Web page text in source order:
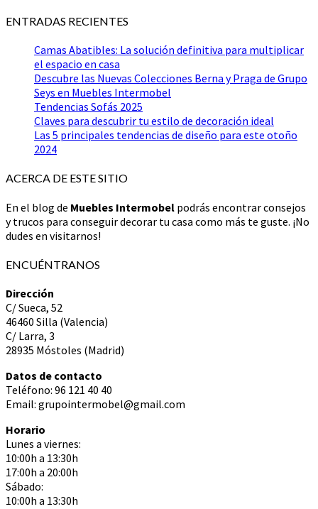
ENTRADAS RECIENTES
Camas Abatibles: La solución definitiva para multiplicar
el espacio en casa
Descubre las Nuevas Colecciones Berna y Praga de Grupo
Seys en Muebles Intermobel
Tendencias Sofás 2025
Claves para descubrir tu estilo de decoración ideal
Las 5 principales tendencias de diseño para este otoño
2024
ACERCA DE ESTE SITIO
En el blog de Muebles Intermobel podrás encontrar consejos
y trucos para conseguir decorar tu casa como más te guste. ¡No
dudes en visitarnos!
ENCUÉNTRANOS
Dirección
C/ Sueca, 52
46460 Silla (Valencia)
C/ Larra, 3
28935 Móstoles (Madrid)
Datos de contacto
Teléfono: 96 121 40 40
Email: grupointermobel@gmail.com
Horario
Lunes a viernes:
10:00h a 13:30h
17:00h a 20:00h
Sábado:
10:00h a 13:30h